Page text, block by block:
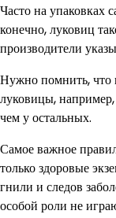
Часто на упаковках
конечно, луковиц
производители
Нужно помнить, что
луковицы,
чем у остальных.
Самое важное
только здоровые
гнили и следов
особой роли не